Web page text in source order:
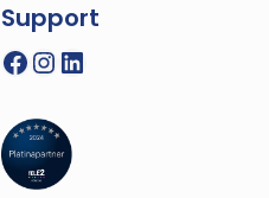
Support
Facebook
Instagram
LinkedIn